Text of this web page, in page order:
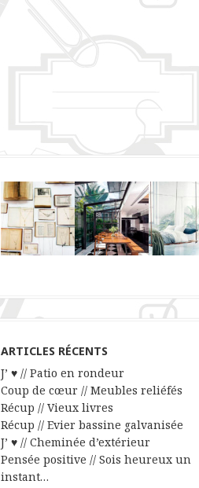
ARTICLES RÉCENTS
J’ ♥ // Patio en rondeur
Coup de cœur // Meubles reliéfés
Récup // Vieux livres
Récup // Evier bassine galvanisée
J’ ♥ // Cheminée d’extérieur
Pensée positive // Sois heureux un
instant…